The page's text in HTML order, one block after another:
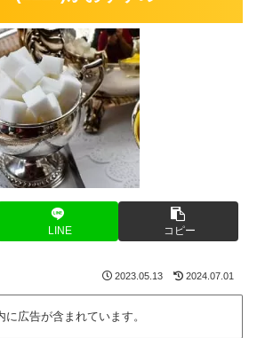
LINE コピー
2023.05.13 2024.07.01
に広告が含まれています。